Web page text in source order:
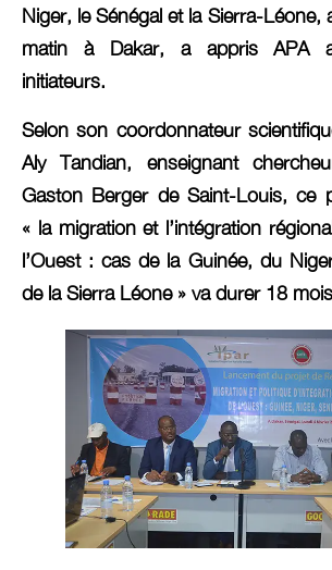
Niger, le Sénégal et la Sierra-Léone,
matin à Dakar, a appris APA
initiateurs.
Selon son coordonnateur
Aly Tandian, enseignant
Gaston Berger de Saint-Louis, ce
« la migration et l’intégration
l’Ouest : cas de la Guinée, du
de la Sierra Léone » va durer 18